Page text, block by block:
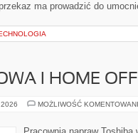
ma prowadzić do
I HOME
MOŻLIWOŚĆ